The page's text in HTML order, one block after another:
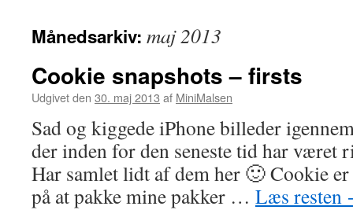
Månedsarkiv: maj 2013
Cookie snapshots – firsts
Udgivet den 30. maj 2013 af MiniMalsen
Sad og kiggede iPhone billeder
der inden for den seneste tid har været
Har samlet lidt af dem her 🙂 Cookie
på at pakke mine pakker … Læs resten